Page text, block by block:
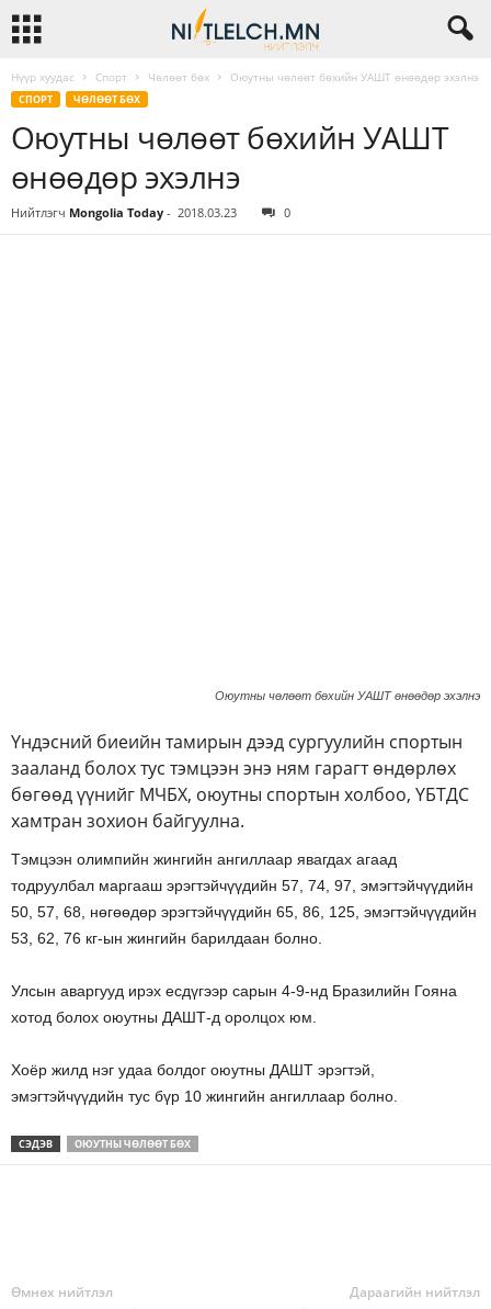
Нүүр хуудас Спорт Чөлөөт бөх Оюутны чөлөөт бөхийн УАШТ өнөөдөр эхэлнэ
СПОРТ ЧӨЛӨӨТ БӨХ
Оюутны чөлөөт бөхийн УАШТ
өнөөдөр эхэлнэ
Нийтлэгч Mongolia Today - 2018.03.23 0
Оюутны чөлөөт бөхийн УАШТ өнөөдөр эхэлнэ
Үндэсний биеийн тамирын дээд сургуулийн спортын
зааланд болох тус тэмцээн энэ ням гарагт өндөрлөх
бөгөөд үүнийг МЧБХ, оюутны спортын холбоо, ҮБТДС
хамтран зохион байгуулна.
Тэмцээн олимпийн жингийн ангиллаар явагдах агаад
тодруулбал маргааш эрэгтэйчүүдийн 57, 74, 97, эмэгтэйчүүдийн
50, 57, 68, нөгөөдөр эрэгтэйчүүдийн 65, 86, 125, эмэгтэйчүүдийн
53, 62, 76 кг-ын жингийн барилдаан болно.
Улсын аваргууд ирэх есдүгээр сарын 4-9-нд Бразилийн Гояна
хотод болох оюутны ДАШТ-д оролцох юм.
Хоёр жилд нэг удаа болдог оюутны ДАШТ эрэгтэй,
эмэгтэйчүүдийн тус бүр 10 жингийн ангиллаар болно.
СЭДЭВ ОЮУТНЫ ЧӨЛӨӨТ БӨХ
Өмнөх нийтлэл Дараагийн нийтлэл